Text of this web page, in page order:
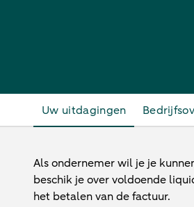
Uw uitdagingen
Als ondernemer wil je je
beschik je over voldoende
het betalen van de factuur.